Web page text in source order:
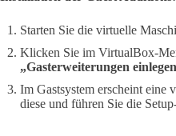
Starten Sie die virtuelle
Klicken Sie im VirtualBox-
„Gasterweiterungen
Im Gastsystem erscheint eine
diese und führen Sie die